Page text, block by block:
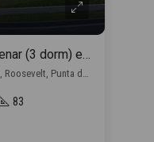
Venta apartamento a estrenar (3 dorm) en Punta del Este con financiación propia
Avenida Franklin Delano Roosevelt, Roosevelt, Punta del Este
83